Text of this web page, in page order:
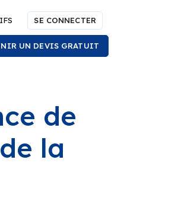
SE CONNECTER
UN DEVIS GRATUIT
de
la